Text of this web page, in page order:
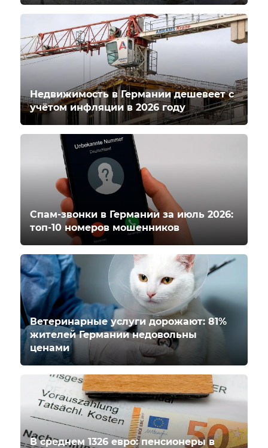
Недвижимость в Германии дешевеет с
учётом инфляции в 2026 году
Спам-звонки в Германии за июль 2026:
топ-10 номеров мошенников
Ветеринарные услуги дорожают: 81%
жителей Германии недовольны
ценами
В среднем 1326 евро: пенсионеры в